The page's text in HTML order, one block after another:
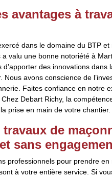
avantages à
dans le domaine du BTP
valu une bonne notoriété à
des innovations dans
avons conscience de
Faites confiance en notre
Debart Richy, la
prise en main de votre chantier.
de
sans
professionnels pour prendre
à votre entière service. Si